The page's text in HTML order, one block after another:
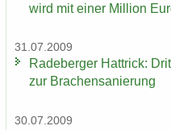
wird mit einer Mil­li­on
31.07.2009
Ra­de­ber­ger Hat­trick:
zur Bra­chen­sa­nie­rung
30.07.2009